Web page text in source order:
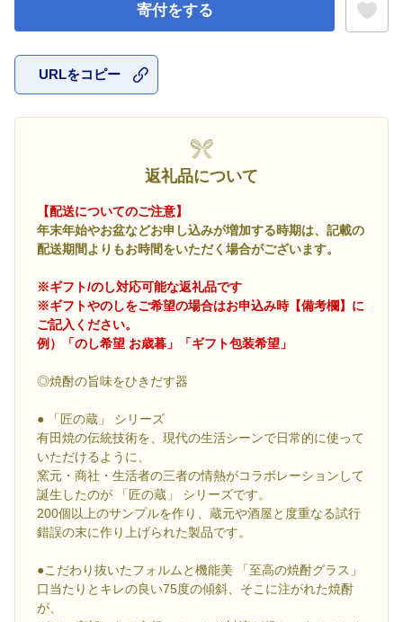
寄付をする
URLをコピー
返礼品について
【配送についてのご注意】
年末年始やお盆などお申し込みが増加する時期は、記載の
配送期間よりもお時間をいただく場合がございます。
※ギフト/のし対応可能な返礼品です
※ギフトやのしをご希望の場合はお申込み時【備考欄】に
ご記入ください。
例）「のし希望 お歳暮」「ギフト包装希望」
◎焼酎の旨味をひきだす器
● 「匠の蔵」 シリーズ
有田焼の伝統技術を、現代の生活シーンで日常的に使って
いただけるように、
窯元・商社・生活者の三者の情熱がコラボレーションして
誕生したのが 「匠の蔵」 シリーズです。
200個以上のサンプルを作り、蔵元や酒屋と度重なる試行
錯誤の末に作り上げられた製品です。
●こだわり抜いたフォルムと機能美 「至高の焼酎グラス」
口当たりとキレの良い75度の傾斜、そこに注がれた焼酎
が、